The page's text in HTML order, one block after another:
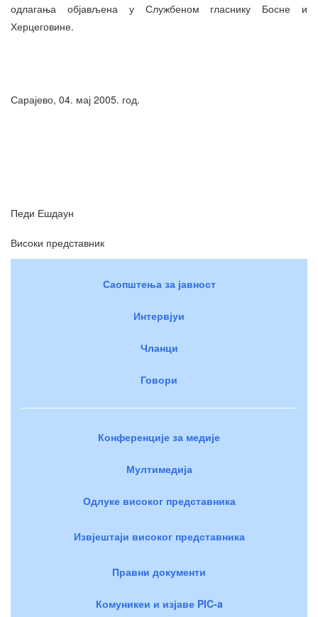
одлагања објављена у Службеном гласнику Босне и
Херцеговине.
Сарајево, 04. мај 2005. год.
Педи Ешдаун
Високи представник
Саопштења за јавност
Интервјуи
Чланци
Говори
Конференције за медије
Мултимедија
Одлуке високог представника
Извјештаји високог представника
Правни документи
Комуникеи и изјаве PIC-a